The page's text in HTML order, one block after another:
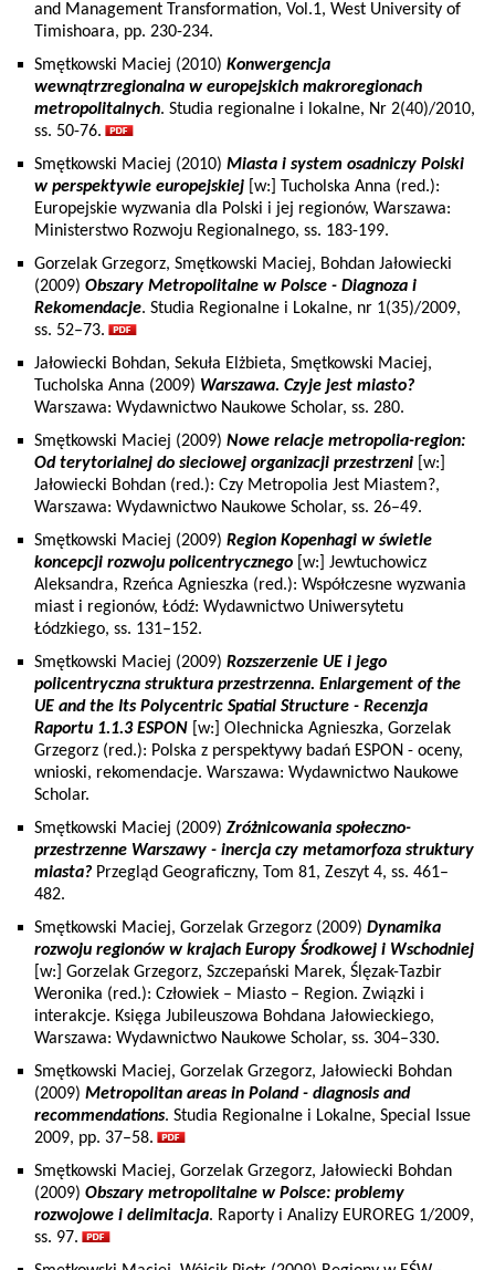
and Management Transformation, Vol.1, West University of
Timishoara, pp. 230-234.
Smętkowski Maciej (2010) Konwergencja
wewnątrzregionalna w europejskich makroregionach
metropolitalnych. Studia regionalne i lokalne, Nr 2(40)/2010,
ss. 50-76.
Smętkowski Maciej (2010) Miasta i system osadniczy Polski
w perspektywie europejskiej [w:] Tucholska Anna (red.):
Europejskie wyzwania dla Polski i jej regionów, Warszawa:
Ministerstwo Rozwoju Regionalnego, ss. 183-199.
Gorzelak Grzegorz, Smętkowski Maciej, Bohdan Jałowiecki
(2009) Obszary Metropolitalne w Polsce - Diagnoza i
Rekomendacje. Studia Regionalne i Lokalne, nr 1(35)/2009,
ss. 52–73.
Jałowiecki Bohdan, Sekuła Elżbieta, Smętkowski Maciej,
Tucholska Anna (2009) Warszawa. Czyje jest miasto?
Warszawa: Wydawnictwo Naukowe Scholar, ss. 280.
Smętkowski Maciej (2009) Nowe relacje metropolia-region:
Od terytorialnej do sieciowej organizacji przestrzeni [w:]
Jałowiecki Bohdan (red.): Czy Metropolia Jest Miastem?,
Warszawa: Wydawnictwo Naukowe Scholar, ss. 26–49.
Smętkowski Maciej (2009) Region Kopenhagi w świetle
koncepcji rozwoju policentrycznego [w:] Jewtuchowicz
Aleksandra, Rzeńca Agnieszka (red.): Współczesne wyzwania
miast i regionów, Łódź: Wydawnictwo Uniwersytetu
Łódzkiego, ss. 131–152.
Smętkowski Maciej (2009) Rozszerzenie UE i jego
policentryczna struktura przestrzenna. Enlargement of the
UE and the Its Polycentric Spatial Structure - Recenzja
Raportu 1.1.3 ESPON [w:] Olechnicka Agnieszka, Gorzelak
Grzegorz (red.): Polska z perspektywy badań ESPON - oceny,
wnioski, rekomendacje. Warszawa: Wydawnictwo Naukowe
Scholar.
Smętkowski Maciej (2009) Zróżnicowania społeczno-
przestrzenne Warszawy - inercja czy metamorfoza struktury
miasta? Przegląd Geograficzny, Tom 81, Zeszyt 4, ss. 461–
482.
Smętkowski Maciej, Gorzelak Grzegorz (2009) Dynamika
rozwoju regionów w krajach Europy Środkowej i Wschodniej
[w:] Gorzelak Grzegorz, Szczepański Marek, Ślęzak-Tazbir
Weronika (red.): Człowiek – Miasto – Region. Związki i
interakcje. Księga Jubileuszowa Bohdana Jałowieckiego,
Warszawa: Wydawnictwo Naukowe Scholar, ss. 304–330.
Smętkowski Maciej, Gorzelak Grzegorz, Jałowiecki Bohdan
(2009) Metropolitan areas in Poland - diagnosis and
recommendations. Studia Regionalne i Lokalne, Special Issue
2009, pp. 37–58.
Smętkowski Maciej, Gorzelak Grzegorz, Jałowiecki Bohdan
(2009) Obszary metropolitalne w Polsce: problemy
rozwojowe i delimitacja. Raporty i Analizy EUROREG 1/2009,
ss. 97.